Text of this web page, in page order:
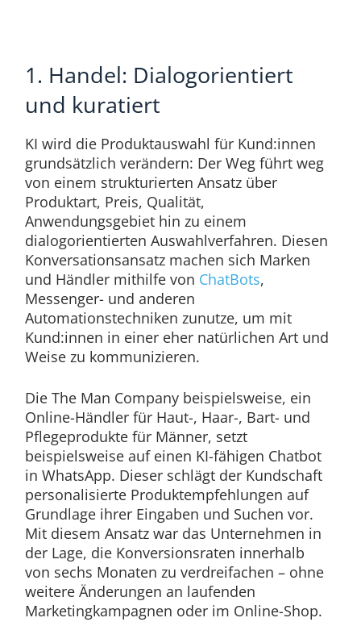
1. Handel: Dialogorientiert
und kuratiert
KI wird die Produktauswahl für Kund:innen
grundsätzlich verändern: Der Weg führt weg
von einem strukturierten Ansatz über
Produktart, Preis, Qualität,
Anwendungsgebiet hin zu einem
dialogorientierten Auswahlverfahren. Diesen
Konversationsansatz machen sich Marken
und Händler mithilfe von ChatBots,
Messenger- und anderen
Automationstechniken zunutze, um mit
Kund:innen in einer eher natürlichen Art und
Weise zu kommunizieren.
Die The Man Company beispielsweise, ein
Online-Händler für Haut-, Haar-, Bart- und
Pflegeprodukte für Männer, setzt
beispielsweise auf einen KI-fähigen Chatbot
in WhatsApp. Dieser schlägt der Kundschaft
personalisierte Produktempfehlungen auf
Grundlage ihrer Eingaben und Suchen vor.
Mit diesem Ansatz war das Unternehmen in
der Lage, die Konversionsraten innerhalb
von sechs Monaten zu verdreifachen – ohne
weitere Änderungen an laufenden
Marketingkampagnen oder im Online-Shop.